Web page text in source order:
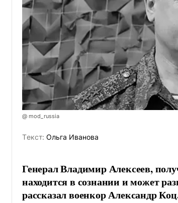
@ mod_russia
Tекст: Ольга Иванова
Генерал Владимир Алексеев,
находится в сознании и может
рассказал военкор Александр